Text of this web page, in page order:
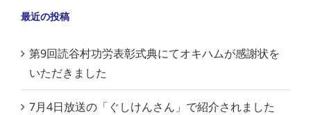
最近の投稿
第9回読谷村功労表彰式典にてオキハムが感謝状を
いただきました
7月4日放送の「ぐしけんさん」で紹介されました